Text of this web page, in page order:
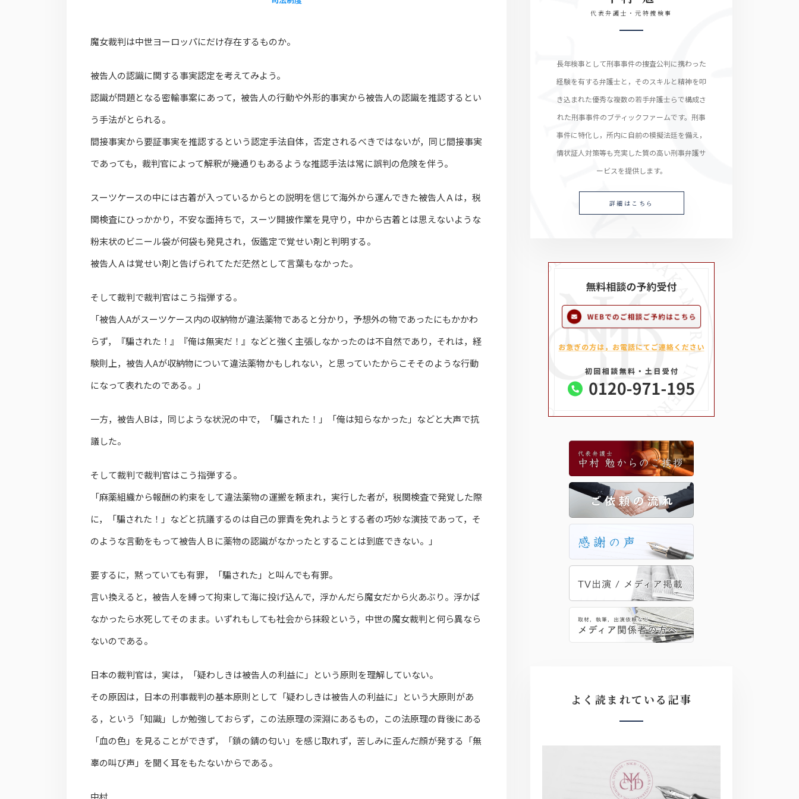
魔女裁判は中世ヨーロッパにだけ存在するものか。
被告人の認識に関する事実認定を考えてみよう。
認識が問題となる密輸事案にあって，被告人の行動や外形的事実から被告人の認識を推認するとい
う手法がとられる。
間接事実から要証事実を推認するという認定手法自体，否定されるべきではないが，同じ間接事実
であっても，裁判官によって解釈が幾通りもあるような推認手法は常に誤判の危険を伴う。
スーツケースの中には古着が入っているからとの説明を信じて海外から運んできた被告人Ａは，税
関検査にひっかかり，不安な面持ちで，スーツ開披作業を見守り，中から古着とは思えないような
粉末状のビニール袋が何袋も発見され，仮鑑定で覚せい剤と判明する。
被告人Ａは覚せい剤と告げられてただ茫然として言葉もなかった。
そして裁判で裁判官はこう指弾する。
「被告人Aがスーツケース内の収納物が違法薬物であると分かり，予想外の物であったにもかかわ
らず，『騙された！』『俺は無実だ！』などと強く主張しなかったのは不自然であり，それは，経
験則上，被告人Aが収納物について違法薬物かもしれない，と思っていたからこそそのような行動
になって表れたのである。」
一方，被告人Bは，同じような状況の中で，「騙された！」「俺は知らなかった」などと大声で抗
議した。
そして裁判で裁判官はこう指弾する。
「麻薬組織から報酬の約束をして違法薬物の運搬を頼まれ，実行した者が，税関検査で発覚した際
に，「騙された！」などと抗議するのは自己の罪責を免れようとする者の巧妙な演技であって，そ
のような言動をもって被告人Ｂに薬物の認識がなかったとすることは到底できない。」
要するに，黙っていても有罪，「騙された」と叫んでも有罪。
言い換えると，被告人を縛って拘束して海に投げ込んで，浮かんだら魔女だから火あぶり。浮かば
なかったら水死してそのまま。いずれもしても社会から抹殺という，中世の魔女裁判と何ら異なら
ないのである。
日本の裁判官は，実は，「疑わしきは被告人の利益に」という原則を理解していない。
その原因は，日本の刑事裁判の基本原則として「疑わしきは被告人の利益に」という大原則があ
る，という「知識」しか勉強しておらず，この法原理の深淵にあるもの，この法原理の背後にある
「血の色」を見ることができず，「鎖の錆の匂い」を感じ取れず，苦しみに歪んだ顔が発する「無
辜の叫び声」を聞く耳をもたないからである。
中村
代表弁護士・元特捜検事
長年検事として刑事事件の捜査公判に携わった
経験を有する弁護士と，そのスキルと精神を叩
き込まれた優秀な複数の若手弁護士らで構成さ
れた刑事事件のブティックファームです。刑事
事件に特化し，所内に自前の模擬法廷を備え，
情状証人対策等も充実した質の高い刑事弁護サ
ービスを提供します。
詳細はこちら
よく読まれている記事